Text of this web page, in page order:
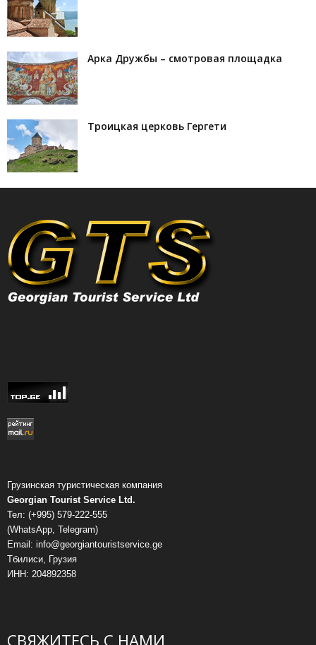
Арка Дружбы – смотровая площадка
Троицкая церковь Гергети
Грузинская туристическая компания
Georgian Tourist Service Ltd.
Тел: (+995) 579-222-555
(WhatsApp, Telegram)
Email: info@georgiantouristservice.ge
Тбилиси, Грузия
ИНН: 204892358
СВЯЖИТЕСЬ С НАМИ